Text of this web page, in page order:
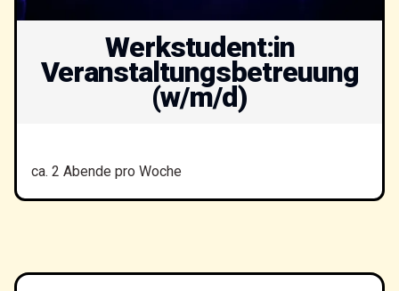
Werkstudent:in
Veranstaltungsbetreuung
(w/m/d)
ca. 2 Abende pro Woche